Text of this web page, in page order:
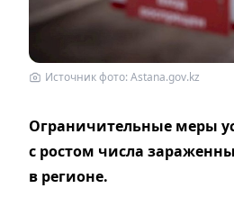
Источник фото: Astana.gov.kz
Ограничительные меры
с ростом числа
в регионе.